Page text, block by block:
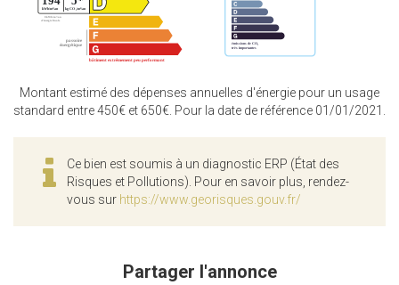
Montant estimé des dépenses annuelles d'énergie pour un usage
standard entre 450€ et 650€. Pour la date de référence 01/01/2021.
Ce bien est soumis à un diagnostic ERP (État des
Risques et Pollutions). Pour en savoir plus, rendez-
vous sur https://www.georisques.gouv.fr/
Partager l'annonce